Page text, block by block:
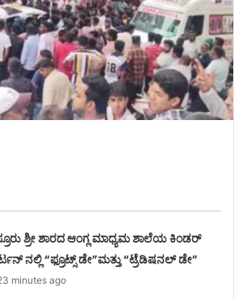
ಶ್ರೀ ಶಾರದ ಆಂಗ್ಲ ಮಾಧ್ಯಮ ಶಾಲೆಯ ಕಿಂಡರ್
ನಲ್ಲಿ “ಫ್ರೂಟ್ಸ್ ಡೇ”ಮತ್ತು “ಟ್ರೆಡಿಷನಲ್ ಡೇ”
minutes ago